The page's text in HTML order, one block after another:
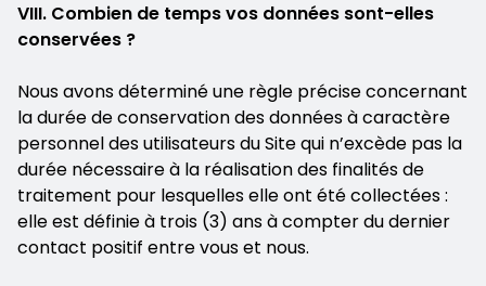
VIII. Combien de temps vos données sont-elles
conservées ?
Nous avons déterminé une règle précise concernant
la durée de conservation des données à caractère
personnel des utilisateurs du Site qui n’excède pas la
durée nécessaire à la réalisation des finalités de
traitement pour lesquelles elle ont été collectées :
elle est définie à trois (3) ans à compter du dernier
contact positif entre vous et nous.